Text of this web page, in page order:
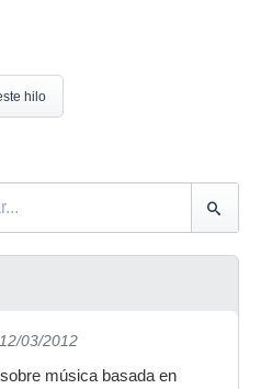
hilo
03/2012
música basada en